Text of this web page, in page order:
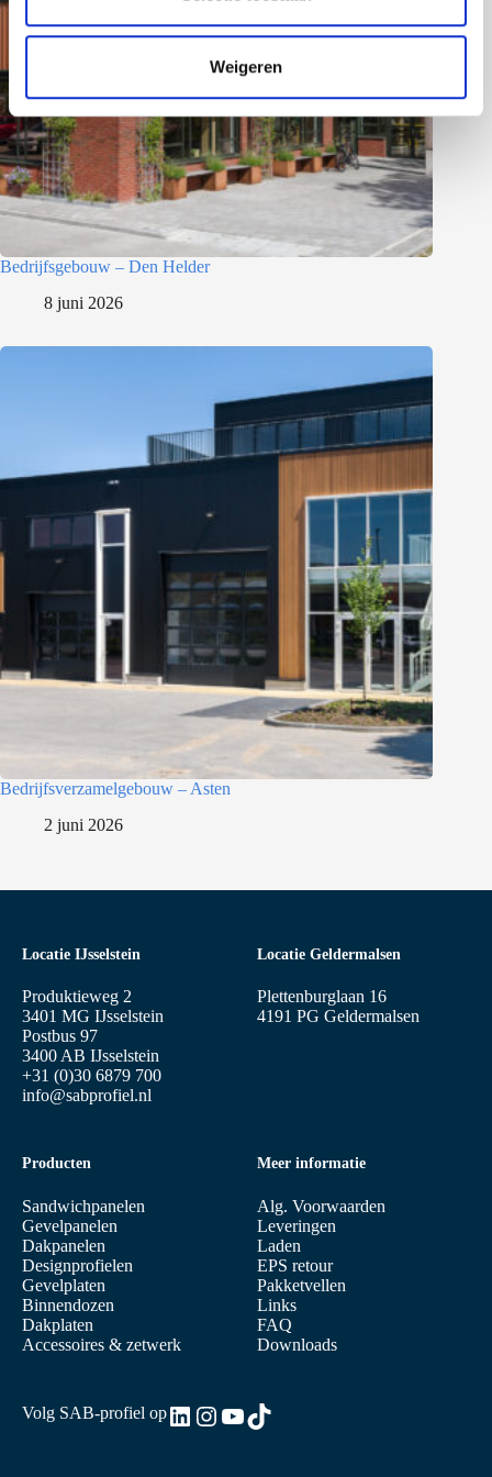
i
Weigeren
Bedrijfsgebouw – Den Helder
8 juni 2026
Bedrijfsverzamelgebouw – Asten
2 juni 2026
Locatie IJsselstein
Produktieweg 2
3401 MG IJsselstein
Postbus 97
3400 AB IJsselstein
+31 (0)30 6879 700
info@sabprofiel.nl
Producten
Sandwichpanelen
Gevelpanelen
Dakpanelen
Designprofielen
Gevelplaten
Binnendozen
Dakplaten
Accessoires & zetwerk
Meer informatie
Alg. Voorwaarden
Leveringen
Laden
EPS retour
Pakketvellen
Links
FAQ
Downloads
Locatie Geldermalsen
Plettenburglaan 16
4191 PG Geldermalsen
Volg SAB-profiel opLinkedIn
Instagram
YouTube
TikTok